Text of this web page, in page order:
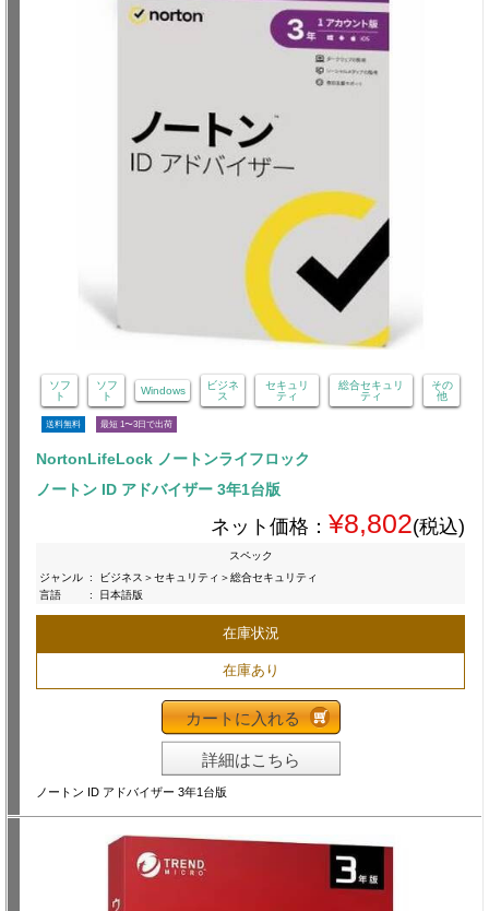
ソフ
ト
ソフ
ト
Windows
ビジネ
ス
セキュリ
ティ
総合セキュリ
ティ
その
他
送料無料 最短 1〜3日で出荷
NortonLifeLock ノートンライフロック
ノートン ID アドバイザー 3年1台版
ネット価格： ¥8,802(税込)
スペック
ジャンル :
ビジネス＞セキュリティ＞総合セキュリティ
言語
: 日本語版
在庫状況
在庫あり
カートに入れる
詳細はこちら
ノートン ID アドバイザー 3年1台版